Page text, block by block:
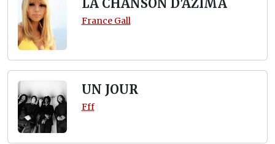
LA CHANSON D'AZIMA
France Gall
UN JOUR
Fff